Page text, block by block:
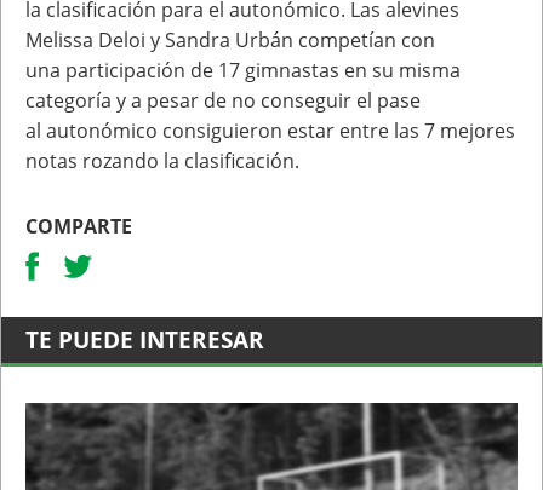
la clasificación para el autonómico. Las alevines
Melissa Deloi y Sandra Urbán competían con
una participación de 17 gimnastas en su misma
categoría y a pesar de no conseguir el pase
al autonómico consiguieron estar entre las 7 mejores
notas rozando la clasificación.
COMPARTE
TE PUEDE INTERESAR